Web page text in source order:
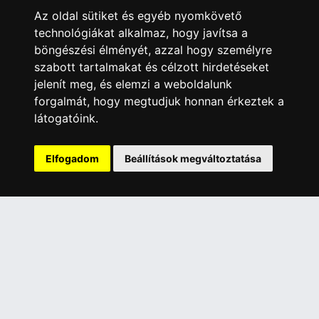
Az oldal sütiket és egyéb nyomkövető
technológiákat alkalmaz, hogy javítsa a
böngészési élményét, azzal hogy személyre
szabott tartalmakat és célzott hirdetéseket
jelenít meg, és elemzi a weboldalunk
forgalmát, hogy megtudjuk honnan érkeztek a
látogatóink.
Elfogadom Beállítások megváltoztatása
ÜGYFÉLSZOLGÁLAT
Elérhetőségek
Garanciális Ügyintézés
Webszolgáltatás
érhető el, bankkártyás fizetésre nincs lehetőség.
INFORMÁCIÓK